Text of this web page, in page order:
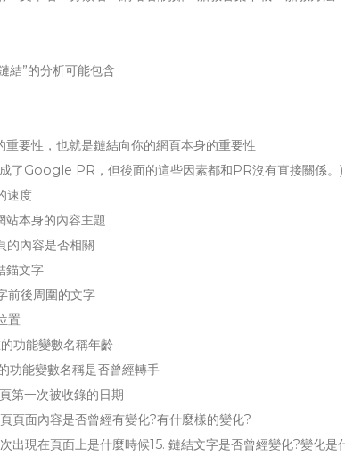
結”的分析可能包含
重要性，也就是鏈結向你的網頁本身的重要性
了Google PR，但後面的這些因素都和PR沒有直接關係。)
速度
站本身的內容主題
的內容是否相關
錨文字
前後周圍的文字
置
功能變數名稱年齡
功能變數名稱是否曾經轉手
第一次被收錄的日期
頁面內容是否曾經有變化?有什麼樣的變化?
出現在頁面上是什麼時候15. 鏈結文字是否曾經變化?變化是